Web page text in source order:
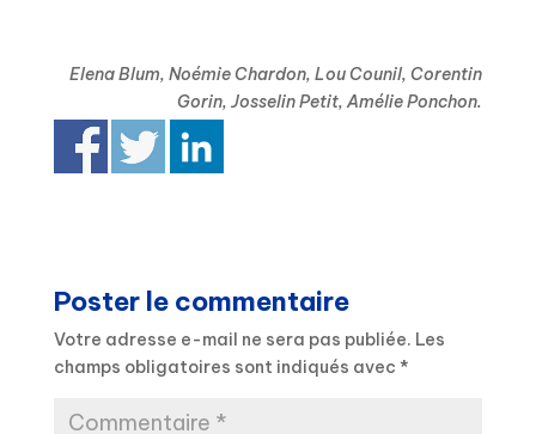
Elena Blum, Noémie Chardon, Lou Counil, Corentin
Gorin, Josselin Petit, Amélie Ponchon.
Poster le commentaire
Votre adresse e-mail ne sera pas publiée. Les
champs obligatoires sont indiqués avec *